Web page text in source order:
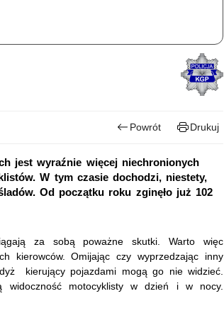
Powrót Drukuj
jest wyraźnie więcej niechronionych
W tym czasie dochodzi, niestety,
Od początku roku zginęło już 102
za sobą poważne skutki. Warto więc
kierowców. Omijając czy wyprzedzając inny
kierujący pojazdami mogą go nie widzieć.
widoczność motocyklisty w dzień i w nocy.